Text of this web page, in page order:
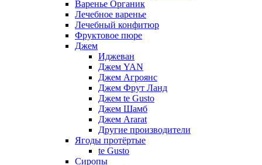
Варенье Органик
Лечебное варенье
Лечебный конфитюр
Фруктовое пюре
Джем
Иджеван
Джем YAN
Джем Агроянс
Джем Фрут Ланд
Джем te Gusto
Джем Шамб
Джем Ararat
Другие производители
Ягоды протёртые
te Gusto
Сиропы